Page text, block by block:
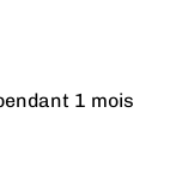
1 mois